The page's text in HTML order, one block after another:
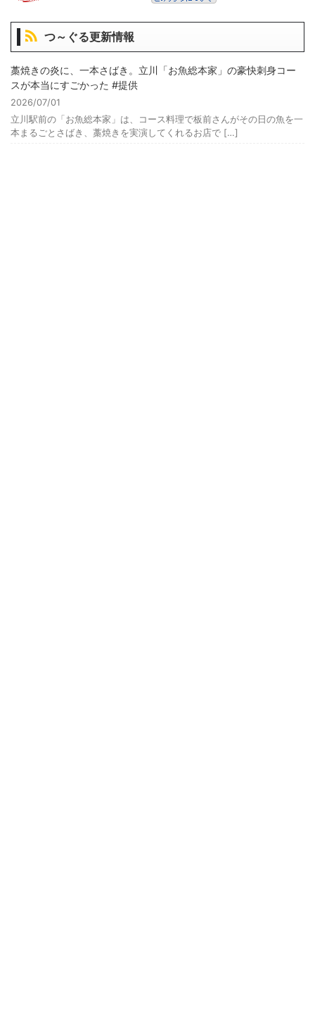
つ～ぐる更新情報
藁焼きの炎に、一本さばき。立川「お魚総本家」の豪快刺身コー
スが本当にすごかった #提供
2026/07/01
立川駅前の「お魚総本家」は、コース料理で板前さんがその日の魚を一
本まるごとさばき、藁焼きを実演してくれるお店で […]